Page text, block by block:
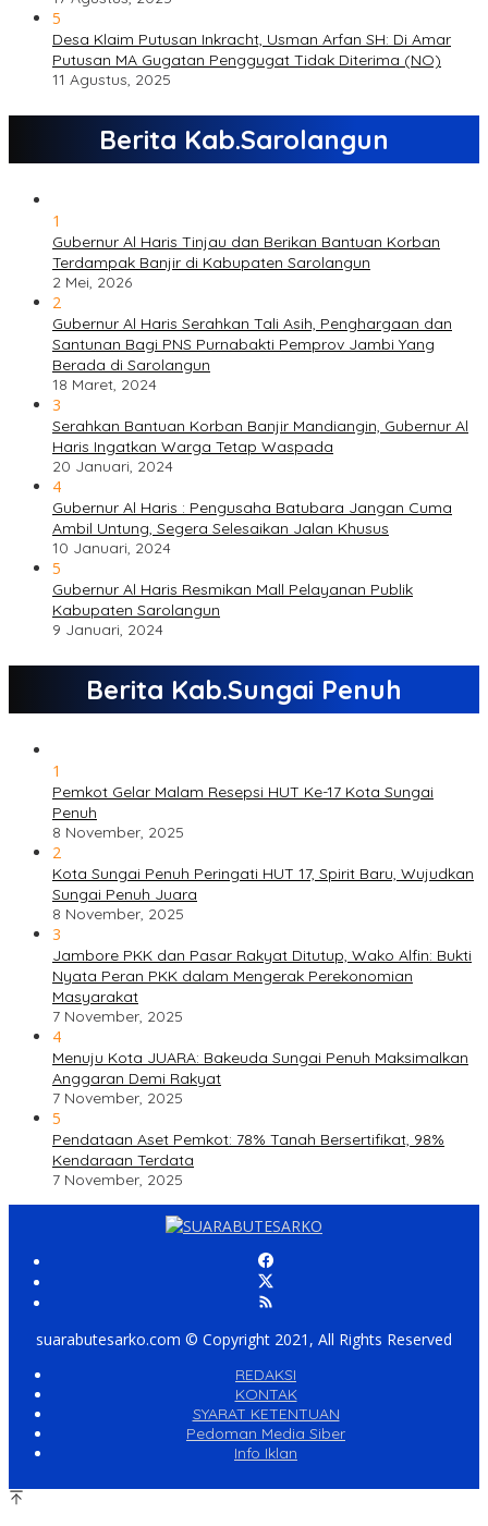
5
Desa Klaim Putusan Inkracht, Usman Arfan SH: Di Amar
Putusan MA Gugatan Penggugat Tidak Diterima (NO)
11 Agustus, 2025
Berita Kab.Sarolangun
1
Gubernur Al Haris Tinjau dan Berikan Bantuan Korban
Terdampak Banjir di Kabupaten Sarolangun
2 Mei, 2026
2
Gubernur Al Haris Serahkan Tali Asih, Penghargaan dan
Santunan Bagi PNS Purnabakti Pemprov Jambi Yang
Berada di Sarolangun
18 Maret, 2024
3
Serahkan Bantuan Korban Banjir Mandiangin, Gubernur Al
Haris Ingatkan Warga Tetap Waspada
20 Januari, 2024
4
Gubernur Al Haris : Pengusaha Batubara Jangan Cuma
Ambil Untung, Segera Selesaikan Jalan Khusus
10 Januari, 2024
5
Gubernur Al Haris Resmikan Mall Pelayanan Publik
Kabupaten Sarolangun
9 Januari, 2024
Berita Kab.Sungai Penuh
1
Pemkot Gelar Malam Resepsi HUT Ke-17 Kota Sungai
Penuh
8 November, 2025
2
Kota Sungai Penuh Peringati HUT 17, Spirit Baru, Wujudkan
Sungai Penuh Juara
8 November, 2025
3
Jambore PKK dan Pasar Rakyat Ditutup, Wako Alfin: Bukti
Nyata Peran PKK dalam Mengerak Perekonomian
Masyarakat
7 November, 2025
4
Menuju Kota JUARA: Bakeuda Sungai Penuh Maksimalkan
Anggaran Demi Rakyat
7 November, 2025
5
Pendataan Aset Pemkot: 78% Tanah Bersertifikat, 98%
Kendaraan Terdata
7 November, 2025
suarabutesarko.com © Copyright 2021, All Rights Reserved
REDAKSI
KONTAK
SYARAT KETENTUAN
Pedoman Media Siber
Info Iklan